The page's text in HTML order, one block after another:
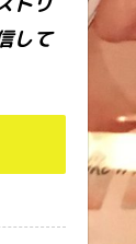
して